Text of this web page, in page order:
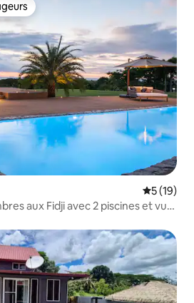
les plus appréciés
5 (19)
aux Fidji avec 2 piscines et vue